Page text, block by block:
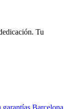
Tu
Barcelona